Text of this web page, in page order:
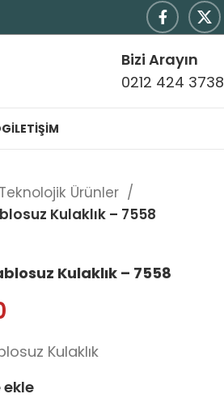
Bizi Arayın
0212 424 3738
İLETIŞIM
Teknolojik Ürünler
Kulaklık – 7558
Kulaklık – 7558
Kulaklık
ekle